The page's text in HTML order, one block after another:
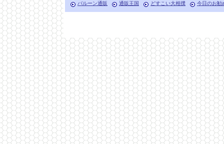
バルーン通販
通販王国 どすこい大相撲 今日のお勧